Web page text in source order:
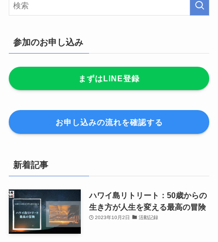
参加のお申し込み
まずはLINE登録
お申し込みの流れを確認する
新着記事
ハワイ島リトリート：50歳からの
生き方が人生を変える最高の冒険
2023年10月2日 活動記録